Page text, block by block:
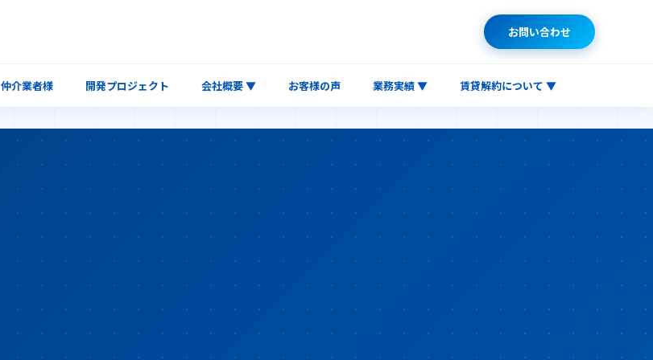
お問い合わせ
仲介業者様 開発プロジェクト 会社概要 ▼ お客様の声 業務実績 ▼ 賃貸解約について ▼